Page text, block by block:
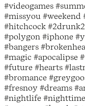
#videogames
#missyou
#hitchcock
#polygon #iphone
#bangers
#magic #apocalipse
#future #hearts
#bromance
#fresnoy #dreams
#nightlife